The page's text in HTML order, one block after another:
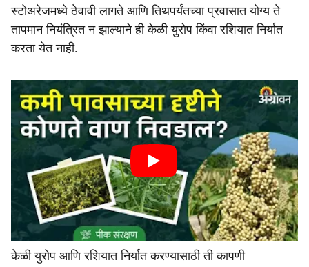
स्टोअरेजमध्ये ठेवावी लागते आणि तिथपर्यंतच्या प्रवासात योग्य ते
तापमान नियंत्रित न झाल्याने ही केळी युरोप किंवा रशियात निर्यात
करता येत नाही.
केळी युरोप आणि रशियात निर्यात करण्यासाठी ती कापणी